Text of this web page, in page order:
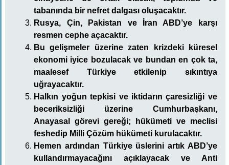
tabanında bir nefret dalgası oluşacaktır.
Rusya, Çin, Pakistan ve İran ABD’ye karşı
resmen cephe açacaktır.
Bu gelişmeler üzerine zaten krizdeki küresel
ekonomi iyice bozulacak ve bundan en çok ta,
maalesef Türkiye etkilenip sıkıntıya
uğrayacaktır.
Halkın yoğun tepkisi ve iktidarın çaresizliği ve
beceriksizliği üzerine Cumhurbaşkanı,
Anayasal görevi gereği; hükümeti ve meclisi
feshedip Milli Çözüm hükümeti kurulacaktır.
Hemen ardından Türkiye üslerini artık ABD’ye
kullandırmayacağını açıklayacak ve Anti